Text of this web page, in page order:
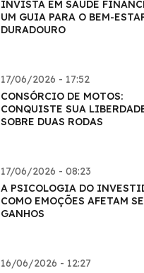
INVISTA EM SAÚDE
UM GUIA PARA O BEM-
DURADOURO
17/06/2026 - 17:52
CONSÓRCIO DE MOTOS:
CONQUISTE SUA
SOBRE DUAS RODAS
17/06/2026 - 08:23
A PSICOLOGIA DO
COMO EMOÇÕES AFETAM
GANHOS
16/06/2026 - 12:27